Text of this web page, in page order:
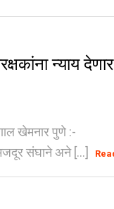
न्याय
खेमनार पुणे :-
मजदूर संघाने अने [...]